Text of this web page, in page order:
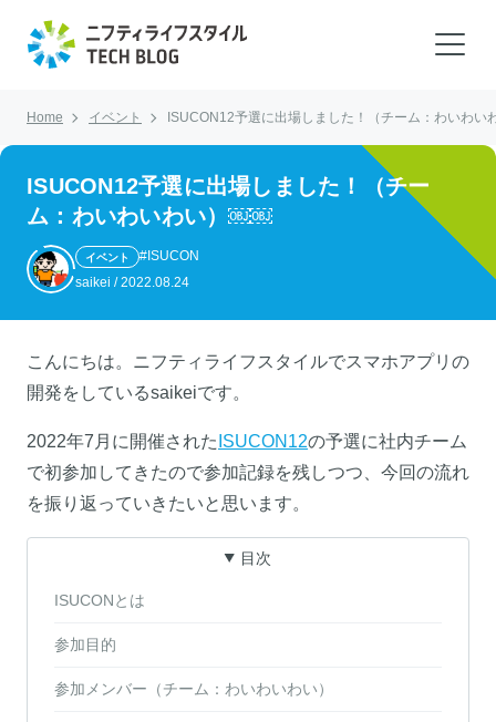
Home イベント ISUCON12予選に出場しました！（チーム：わいわ
ISUCON12予選に出場しました！（チー
ム：わいわいわい）￼￼
イベント
#ISUCON
saikei / 2022.08.24
こんにちは。ニフティライフスタイルでスマホアプリの
開発をしているsaikeiです。
2022年7月に開催された ISUCON12の予選に社内チーム
で初参加してきたので参加記録を残しつつ、今回の流れ
を振り返っていきたいと思います。
目次
ISUCONとは
参加目的
参加メンバー（チーム：わいわいわい）